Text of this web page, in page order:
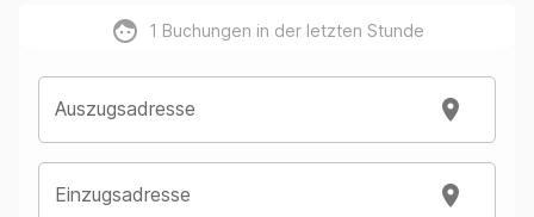
1 Buchungen in der letzten Stunde
Auszugsadresse
Einzugsadresse